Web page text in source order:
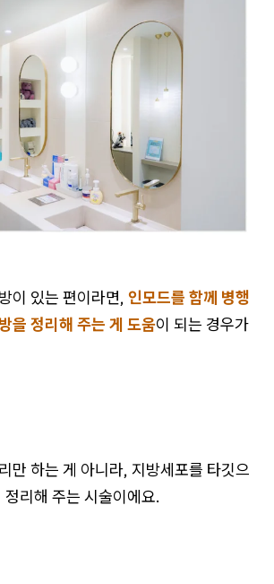
이 있는 편이라면, 인모드를 함께 병행
을 정리해 주는 게 도움이 되는 경우가
만 하는 게 아니라, 지방세포를 타깃으
리해 주는 시술이에요.